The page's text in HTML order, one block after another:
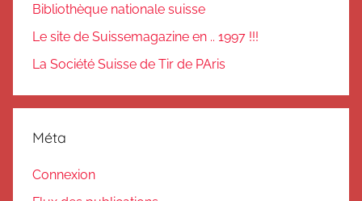
Bibliothèque nationale suisse
Le site de Suissemagazine en .. 1997 !!!
La Société Suisse de Tir de PAris
Méta
Connexion